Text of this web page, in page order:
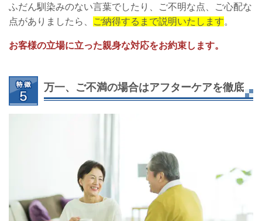
ふだん馴染みのない言葉でしたり、ご不明な点、ご心配な
点がありましたら、
ご納得するまで説明いたします。
お客様の立場に立った親身な対応をお約束します。
万一、ご不満の場合はアフターケアを徹底